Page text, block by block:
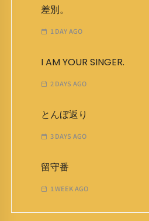
差別。
1 DAY AGO
I AM YOUR SINGER.
2 DAYS AGO
とんぼ返り
3 DAYS AGO
留守番
1 WEEK AGO